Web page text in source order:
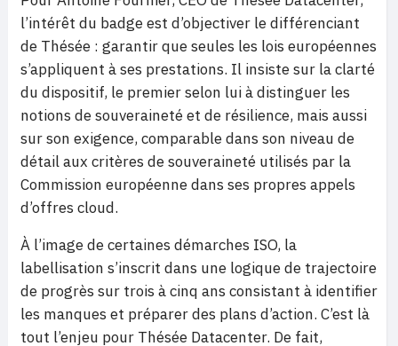
l’intérêt du badge est d’objectiver le différenciant
de Thésée : garantir que seules les lois européennes
s’appliquent à ses prestations. Il insiste sur la clarté
du dispositif, le premier selon lui à distinguer les
notions de souveraineté et de résilience, mais aussi
sur son exigence, comparable dans son niveau de
détail aux critères de souveraineté utilisés par la
Commission européenne dans ses propres appels
d’offres cloud.
À l’image de certaines démarches ISO, la
labellisation s’inscrit dans une logique de trajectoire
de progrès sur trois à cinq ans consistant à identifier
les manques et préparer des plans d’action. C’est là
tout l’enjeu pour Thésée Datacenter. De fait,